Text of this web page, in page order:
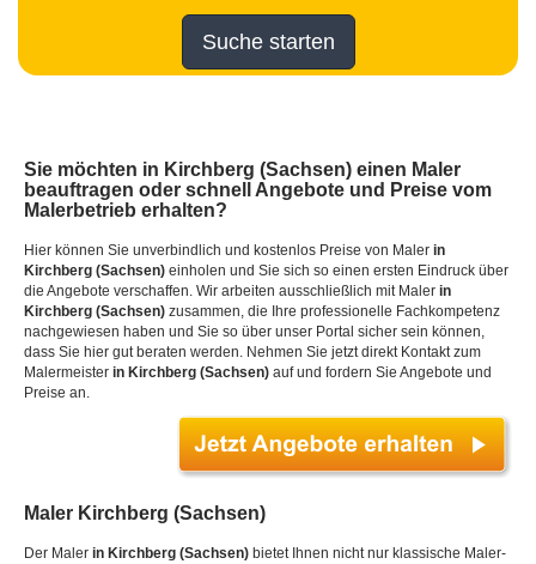
Suche starten
Sie möchten in Kirchberg (Sachsen) einen Maler
beauftragen oder schnell Angebote und Preise vom
Malerbetrieb erhalten?
Hier können Sie unverbindlich und kostenlos Preise von Maler in
Kirchberg (Sachsen) einholen und Sie sich so einen ersten Eindruck über
die Angebote verschaffen. Wir arbeiten ausschließlich mit Maler in
Kirchberg (Sachsen) zusammen, die Ihre professionelle Fachkompetenz
nachgewiesen haben und Sie so über unser Portal sicher sein können,
dass Sie hier gut beraten werden. Nehmen Sie jetzt direkt Kontakt zum
Malermeister in Kirchberg (Sachsen) auf und fordern Sie Angebote und
Preise an.
Maler Kirchberg (Sachsen)
Der Maler in Kirchberg (Sachsen) bietet Ihnen nicht nur klassische Maler-